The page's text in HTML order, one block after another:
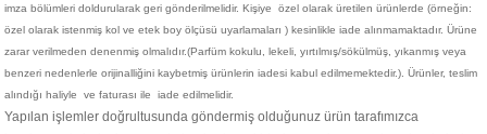
imza bölümleri doldurularak geri gönderilmelidir. Kişiye
özel olarak üretilen ürünlerde (örneğin:
özel olarak istenmiş kol ve etek boy ölçüsü uyarlamaları ) kesinlikle iade alınmamaktadır. Ürüne
zarar verilmeden denenmiş olmalıdır.(Parfüm kokulu, lekeli, yırtılmış/sökülmüş, yıkanmış veya
benzeri nedenlerle orijinalliğini kaybetmiş ürünlerin iadesi kabul edilmemektedir.). Ürünler, teslim
alındığı haliyle ve faturası ile iade edilmelidir.
Yapılan işlemler doğrultusunda göndermiş olduğunuz ürün tarafımızca